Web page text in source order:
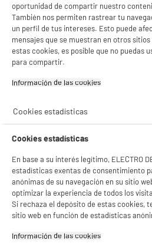
✔ Descalcifica la tetera
La frecuencia depende del número
agua, perouna vez al mes no está
✔ Elige tu método de limpieza
eficazmente :
Productos universales
parte de vinagre por 3 de agua)
oportunidad de compartir nuestro
También nos permiten rastrear tu
un perfil de tus intereses. Esto puede
mensajes que se muestran en otros
estas cookies, es posible que no puedas
para compartir.
Información de las cookies‎
Cookies estadísticas
Cookies estadísticas
En base a su interés legítimo, ELECTRO
estadísticas exentas de consentimiento
anónimas de su navegación en su sitio
optimizar la experiencia de todos los
Si rechaza el depósito de estas cookies,
sitio web en función de estadísticas
Información de las cookies‎